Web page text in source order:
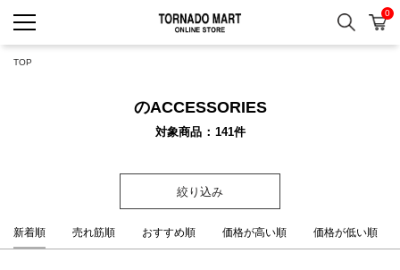
検索 カ
0
TOP
のACCESSORIES
対象商品 141件
絞り込み
新着順 売れ筋順 おすすめ順 価格が高い順 価格が低い順